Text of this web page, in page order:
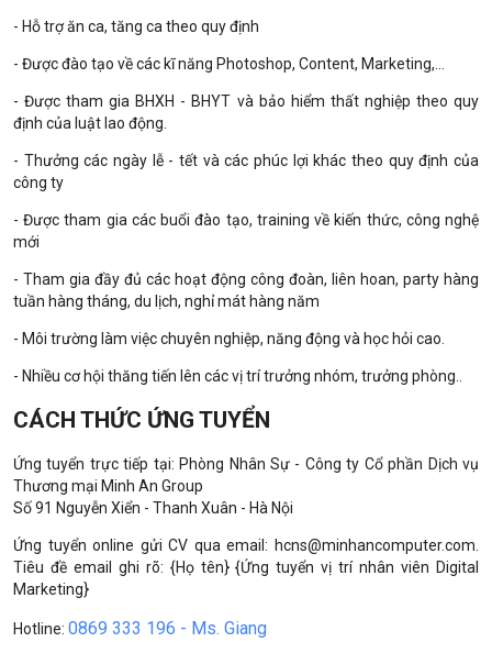
- Hỗ trợ ăn ca, tăng ca theo quy định
- Được đào tạo về các kĩ năng Photoshop, Content, Marketing,...
- Được tham gia BHXH - BHYT và bảo hiểm thất nghiệp theo quy
định của luật lao động.
- Thưởng các ngày lễ - tết và các phúc lợi khác theo quy định của
công ty
- Được tham gia các buổi đào tạo, training về kiến thức, công nghệ
mới
- Tham gia đầy đủ các hoạt động công đoàn, liên hoan, party hàng
tuần hàng tháng, du lịch, nghỉ mát hàng năm
- Môi trường làm việc chuyên nghiệp, năng động và học hỏi cao.
- Nhiều cơ hội thăng tiến lên các vị trí trưởng nhóm, trưởng phòng..
CÁCH THỨC ỨNG TUYỂN
Ứng tuyển trực tiếp tại: Phòng Nhân Sự - Công ty Cổ phần Dịch vụ
Thương mại Minh An Group
Số 91 Nguyễn Xiển - Thanh Xuân - Hà Nội
Ứng tuyển online gửi CV qua email: hcns@minhancomputer.com.
Tiêu đề email ghi rõ: {Họ tên} {Ứng tuyển vị trí nhân viên Digital
Marketing}
Hotline: 0869 333 196 - Ms. Giang